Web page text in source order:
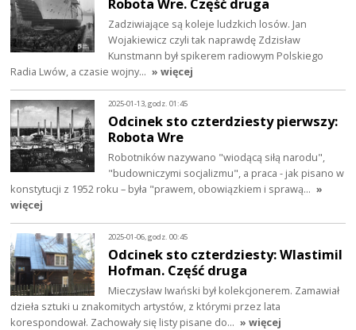
Zadziwiające są koleje ludzkich losów. Jan
Wojakiewicz czyli tak naprawdę Zdzisław
Kunstmann był spikerem radiowym Polskiego
Radia Lwów, a czasie wojny… » więcej
2025-01-13, godz. 01:45
Odcinek sto czterdziesty pierwszy:
Robota Wre
Robotników nazywano "wiodącą siłą narodu",
"budowniczymi socjalizmu", a praca - jak pisano w
konstytucji z 1952 roku – była "prawem, obowiązkiem i sprawą… »
więcej
2025-01-06, godz. 00:45
Odcinek sto czterdziesty: Wlastimil
Hofman. Część druga
Mieczysław Iwański był kolekcjonerem. Zamawiał
dzieła sztuki u znakomitych artystów, z którymi przez lata
korespondował. Zachowały się listy pisane do… » więcej